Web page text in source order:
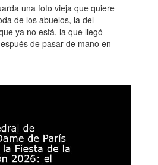
una foto vieja que quiere
de los abuelos, la del
ya no está, la que llegó
de pasar de mano en